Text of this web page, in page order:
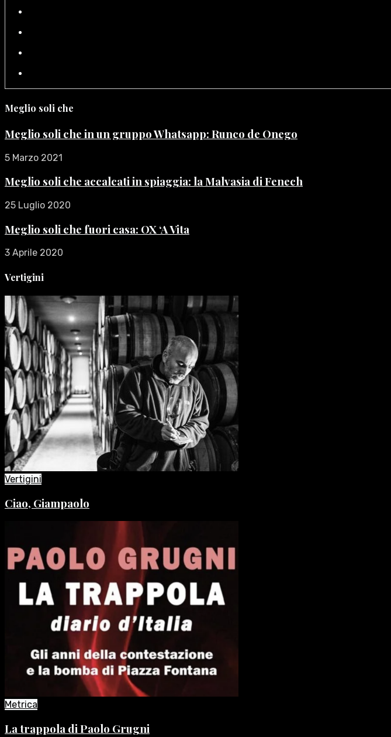
Meglio soli che
Meglio soli che in un gruppo Whatsapp: Runco de Onego
5 Marzo 2021
Meglio soli che accalcati in spiaggia: la Malvasia di Fenech
25 Luglio 2020
Meglio soli che fuori casa: OX ‘A Vita
3 Aprile 2020
Vertigini
Vertigini
Ciao, Giampaolo
Metrica
La trappola di Paolo Grugni